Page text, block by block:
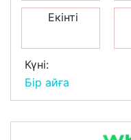
Екінті
Күні:
Бір айға